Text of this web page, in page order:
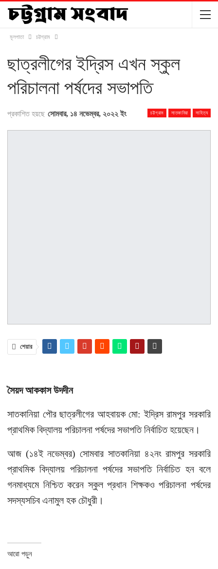
মূলপাতা চট্টগ্রাম
ছাত্রলীগের ইদ্রিস এখন স্কুল
পরিচালনা পর্ষদের সভাপতি
চট্টগ্রাম সাতকানিয়া সাহিত্য
প্রকাশিত হয়ছে সোমবার, ১৪ নভেম্বর, ২০২২ ইং
শেয়ার
সৈয়দ আককাস উদদীন
সাতকানিয়া পৌর ছাত্রলীগের আহবায়ক মো: ইদ্রিস রামপুর সরকারি
প্রাথমিক বিদ্যালয় পরিচালনা পর্ষদের সভাপতি নির্বাচিত হয়েছেন।
আজ (১৪ই নভেম্বর) সোমবার সাতকানিয়া ৪২নং রামপুর সরকারি
প্রাথমিক বিদ্যালয় পরিচালনা পর্ষদের সভাপতি নির্বাচিত হন বলে
গনমাধ্যমে নিশ্চিত করেন স্কুল প্রধান শিক্ষকও পরিচালনা পর্ষদের
সদস্যসচিব এনামুল হক চৌধুরী।
আরো পড়ুন